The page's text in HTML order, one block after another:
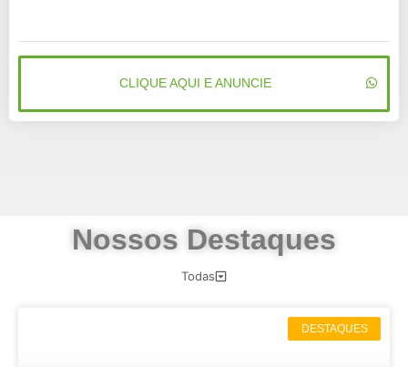
CLIQUE AQUI E ANUNCIE
Nossos Destaques
Todas
DESTAQUES